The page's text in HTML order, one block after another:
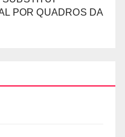
POR QUADROS DA